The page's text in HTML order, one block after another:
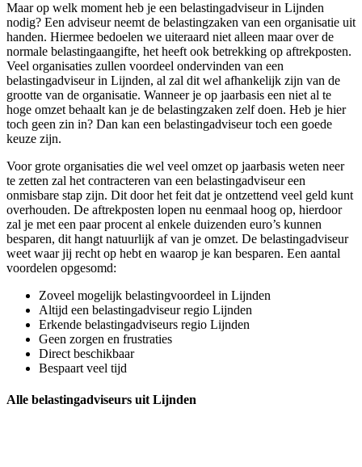
Maar op welk moment heb je een belastingadviseur in Lijnden
nodig? Een adviseur neemt de belastingzaken van een organisatie uit
handen. Hiermee bedoelen we uiteraard niet alleen maar over de
normale belastingaangifte, het heeft ook betrekking op aftrekposten.
Veel organisaties zullen voordeel ondervinden van een
belastingadviseur in Lijnden, al zal dit wel afhankelijk zijn van de
grootte van de organisatie. Wanneer je op jaarbasis een niet al te
hoge omzet behaalt kan je de belastingzaken zelf doen. Heb je hier
toch geen zin in? Dan kan een belastingadviseur toch een goede
keuze zijn.
Voor grote organisaties die wel veel omzet op jaarbasis weten neer
te zetten zal het contracteren van een belastingadviseur een
onmisbare stap zijn. Dit door het feit dat je ontzettend veel geld kunt
overhouden. De aftrekposten lopen nu eenmaal hoog op, hierdoor
zal je met een paar procent al enkele duizenden euro’s kunnen
besparen, dit hangt natuurlijk af van je omzet. De belastingadviseur
weet waar jij recht op hebt en waarop je kan besparen. Een aantal
voordelen opgesomd:
Zoveel mogelijk belastingvoordeel in Lijnden
Altijd een belastingadviseur regio Lijnden
Erkende belastingadviseurs regio Lijnden
Geen zorgen en frustraties
Direct beschikbaar
Bespaart veel tijd
Alle belastingadviseurs uit Lijnden